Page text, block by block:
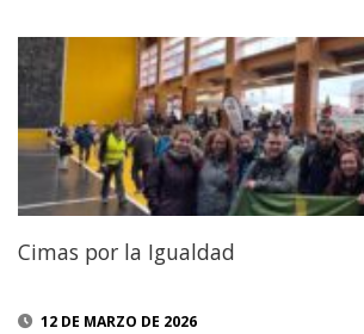
SOBRE
LA
SITUACIÓN
DEL
Cimas por la Igualdad
12 DE MARZO DE 2026